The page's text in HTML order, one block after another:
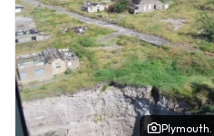
Plymouth.